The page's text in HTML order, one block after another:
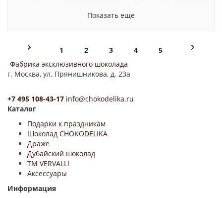
Показать еще
1 2 3 4
5
Фабрика эксклюзивного шоколада
г. Москва, ул. Прянишникова, д. 23а
+7 495 108-43-17 info@chokodelika.ru
Каталог
Подарки к праздникам
Шоколад CHOKODELIKA
Драже
Дубайский шоколад
ТМ VERVALLI
Аксессуары
Информация